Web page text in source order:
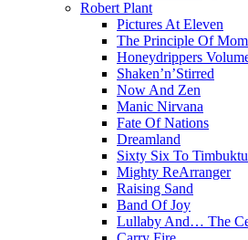
Robert Plant
Pictures At Eleven
The Principle Of
Honeydrippers
Shaken’n’Stirred
Now And Zen
Manic Nirvana
Fate Of Nations
Dreamland
Sixty Six To Timbuktu
Mighty ReArranger
Raising Sand
Band Of Joy
Lullaby And… The